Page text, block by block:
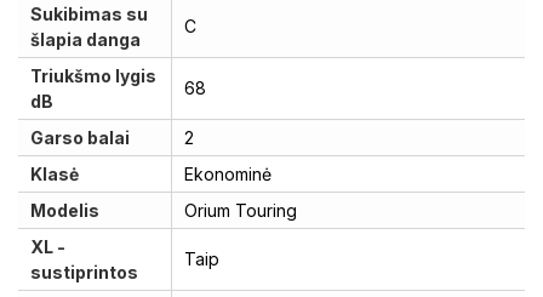
Sukibimas su
šlapia danga
C
Triukšmo lygis
dB
68
Garso balai
2
Klasė
Ekonominė
Modelis
Orium Touring
XL -
sustiprintos
Taip